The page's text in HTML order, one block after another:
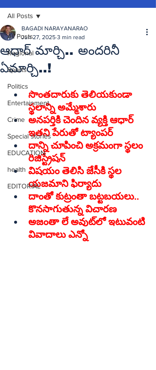
All Posts
Regional
Sports
Politics
Entertainment
Crime
Special stories
EDUCATION
health
EDITORIAL
All Posts
ఆధార్‌ మార్చి.. అందరినీ
ఏమార్చి..!
BAGADI NARAYANARAO
Jun 27, 2025 3 min read
సొంతదారుకు తెలియకుండా
స్థలాన్ని అమ్మేశారు
అనపర్తికి చెందిన వ్యక్తి ఆధార్‌
దాన్ని చూపించి అక్రమంగా స్థలం
విషయం తెలిసి జేసీకి స్థల
యజమాని ఫిర్యాదు
దాంతో కుట్రంతా బట్టబయలు..
కొనసాగుతున్న విచారణ
అజంతా లే అవుట్‌లో ఇటువంటి
వివాదాలు ఎన్నో